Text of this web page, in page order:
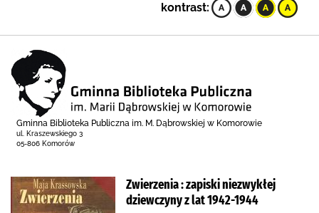
kontrast:
Gminna Biblioteka Publiczna im. M. Dąbrowskiej w Komorowie
ul. Kraszewskiego 3
05-806 Komorów
Zwierzenia : zapiski niezwykłej
dziewczyny z lat 1942-1944